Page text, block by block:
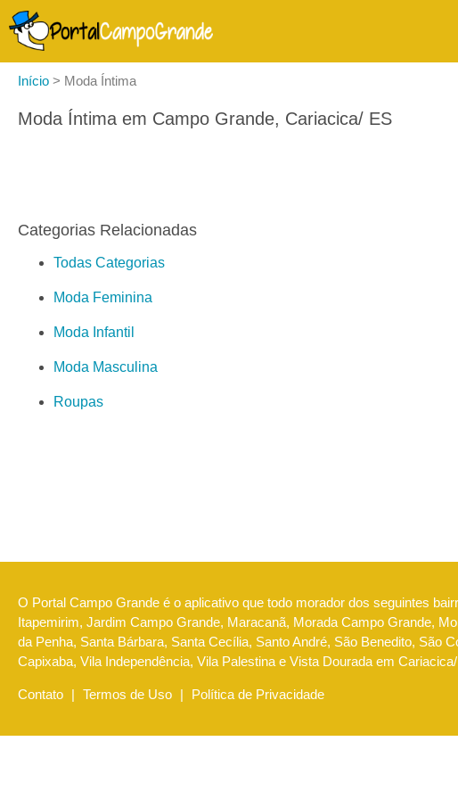
Início > Moda Íntima
Moda Íntima em Campo Grande, Cariacica/ ES
Categorias Relacionadas
Todas Categorias
Moda Feminina
Moda Infantil
Moda Masculina
Roupas
O Portal Campo Grande é o aplicativo que todo morador dos seguintes
Itapemirim, Jardim Campo Grande, Maracanã, Morada Campo Grande,
da Penha, Santa Bárbara, Santa Cecília, Santo André, São Benedito, São
Capixaba, Vila Independência, Vila Palestina e Vista Dourada em
Contato | Termos de Uso | Política de Privacidade